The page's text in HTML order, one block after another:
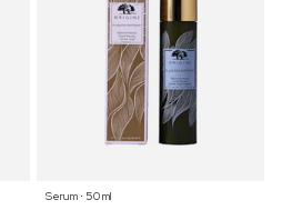
Serum ⋅ 50 ml